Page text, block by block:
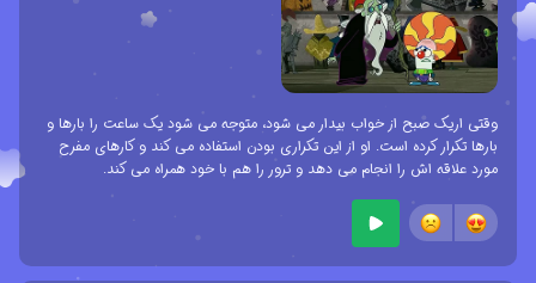
وقتی اریک صبح از خواب بیدار می شود، متوجه می شود یک ساعت را بارها و
بارها تکرار کرده است. او از این تکراری بودن استفاده می کند و کارهای مفرح
مورد علاقه اش را انجام می دهد و ترور را هم با خود همراه می کند.